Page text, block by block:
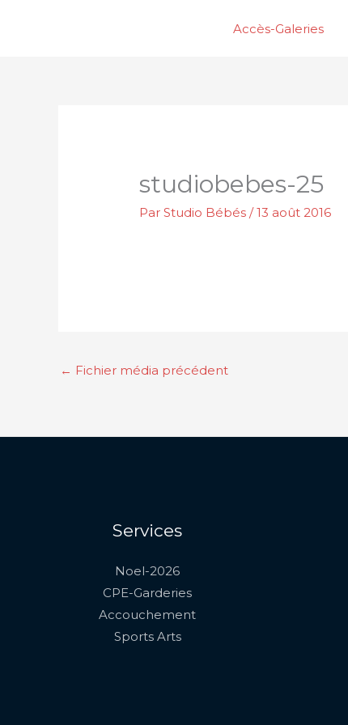
Accès-Galeries
studiobebes-25
ParStudio Bébés/13 août 2016
← Fichier média précédent
Services
Noel-2026
CPE-Garderies
Accouchement
Sports Arts